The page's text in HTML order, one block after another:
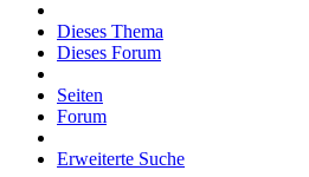
Dieses Thema
Dieses Forum
Seiten
Forum
Erweiterte Suche